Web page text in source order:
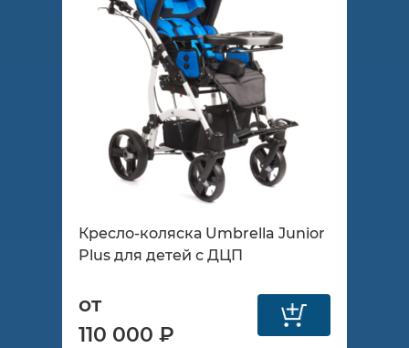
Кресло-коляска Umbrella Junior
Plus для детей с ДЦП
от
110 000 ₽